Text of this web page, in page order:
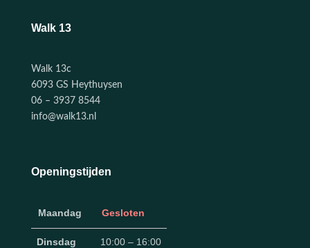
Walk 13
Walk 13c
6093 GS Heythuysen
06 – 3937 8544
info@walk13.nl
Openingstijden
Maandag Gesloten
Dinsdag 10:00 – 16:00